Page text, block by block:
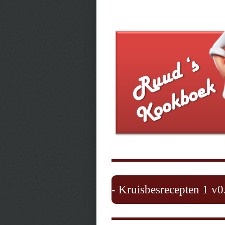
- Kruisbesrecepten 1